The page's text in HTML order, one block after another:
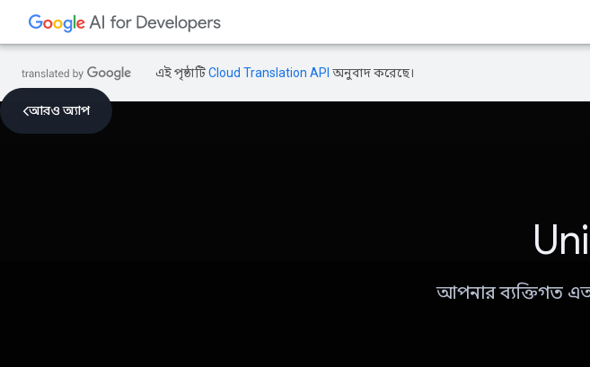
এই পৃষ্ঠাটিCloud Translation API অনুবাদ করেছে।
আরও অ্যাপ
আপনার ব্যক্তিগত